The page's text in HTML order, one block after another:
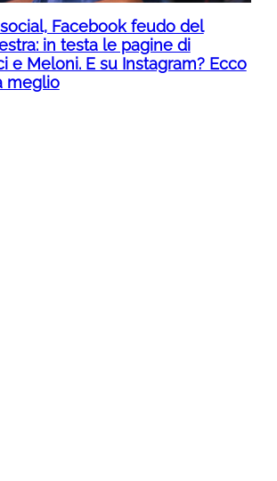
Facebook feudo del
in testa le pagine di
e Meloni. E su Instagram? Ecco
meglio